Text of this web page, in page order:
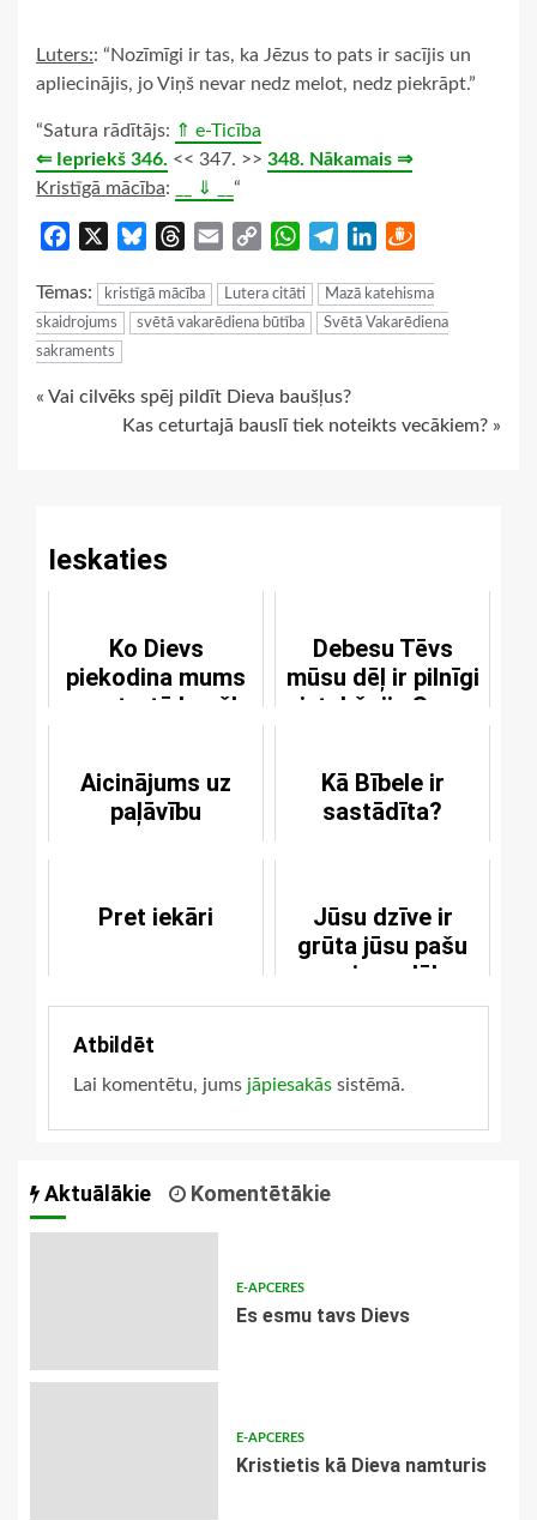
Luters:: “Nozīmīgi ir tas, ka Jēzus to pats ir sacījis un
apliecinājis, jo Viņš nevar nedz melot, nedz piekrāpt.”
“Satura rādītājs: ⇑ e-Ticība
⇐ Iepriekš 346. << 347. >> 348. Nākamais ⇒
Kristīgā mācība: __ ⇓ __ “
Facebook BlueskyThreads
Email
Copy
WhatsApp
TelegramLinkedIn
Tēmas: kristīgā mācība Lutera citāti
Mazā katehisma
skaidrojums
svētā vakarēdiena būtība
Svētā Vakarēdiena
sakraments
Continue
« Vai cilvēks spēj pildīt Dieva baušļus?
Kas ceturtajā bauslī tiek noteikts vecākiem? »
Ieskaties
Ko Dievs
piekodina mums
ar ceturtā baušļa
Debesu Tēvs
mūsu dēļ ir pilnīgi
iztukšojis Savu
Aicinājums uz
paļāvību
Kā Bībele ir
sastādīta?
Pret iekāri
Jūsu dzīve ir
grūta jūsu pašu
vainas dēļ
Atbildēt
Lai komentētu, jums jāpiesakās sistēmā.
Aktuālākie Komentētākie
E-APCERES
Es esmu tavs Dievs
E-APCERES
Kristietis kā Dieva namturis